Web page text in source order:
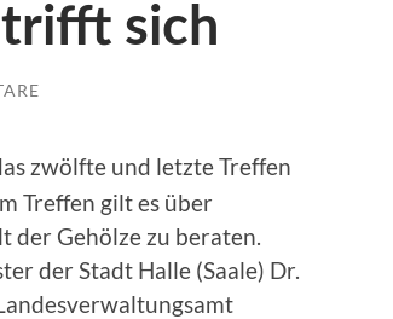
trifft sich
zwölfte und letzte Treffen
Treffen gilt es über
der Gehölze zu beraten.
der Stadt Halle (Saale) Dr.